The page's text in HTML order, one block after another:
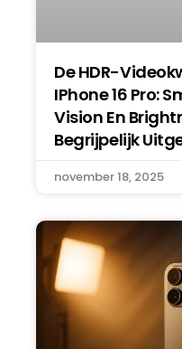
De HDR-
IPhone 16 Pro:
Vision En
Begrijpelijk
november 18, 2025